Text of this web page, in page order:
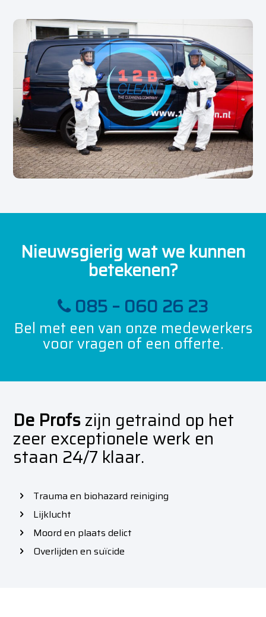
Nieuwsgierig wat we kunnen
betekenen?
085 – 060 26 23
Bel met een van onze medewerkers
voor vragen of een offerte.
De Profszijn getraind op het
zeer exceptionele werk en
staan 24/7 klaar.
Trauma en biohazard reiniging
Lijklucht
Moord en plaats delict
Overlijden en suïcide